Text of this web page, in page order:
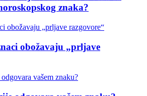
znaka?
obožavaju „prljave